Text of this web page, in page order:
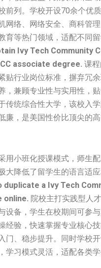
前列。学校开设70余个优
网络、网络安全、商科管
育等热门领域，适配不同
Ivy Tech Community
associate degree. 课
贴行业岗位标准，摒弃冗余
，兼顾专业性与实用性，
传统综合性大学，该校入学
廉，是美国性价比顶尖的
用小班化授课模式，师生
大降低了留学生的语言适
duplicate a Ivy Tech
online. 院校主打实践型人
设备，学生在校期间可参
经验，快速掌握专业核心
门、稳步提升。同时学校
学习模式灵活，适配各类